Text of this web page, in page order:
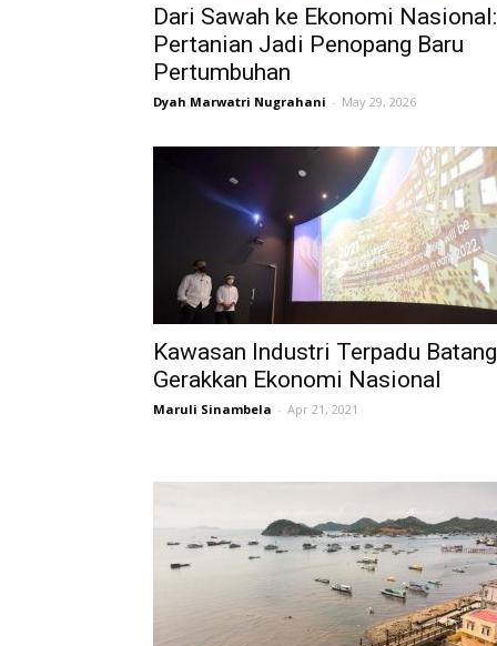
Dari Sawah ke Ekonomi Nasional:
Pertanian Jadi Penopang Baru
Pertumbuhan
Dyah Marwatri Nugrahani - May 29, 2026
Kawasan Industri Terpadu Batang
Gerakkan Ekonomi Nasional
Maruli Sinambela - Apr 21, 2021